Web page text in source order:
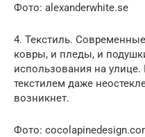
Фото: alexanderwhite.se
4. Текстиль.
ковры, и пледы, и
использования на
текстилем даже
возникнет.
Фото: